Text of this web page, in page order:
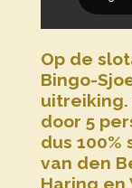
Op de
Bingo-
uitreiking.
door 5
dus 100%
van den
Haring en